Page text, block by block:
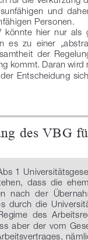
und
Personen.
könnte  hier  nur  als
es  zu  einer
der
kommt. Daran wird
Entscheidung
des VBG
1
dass  die
nach  der
durch  die
des
aber  der  vom